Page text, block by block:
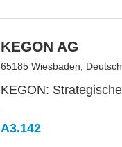
KEGON AG
65185 Wiesbaden,
KEGON:
A3.142